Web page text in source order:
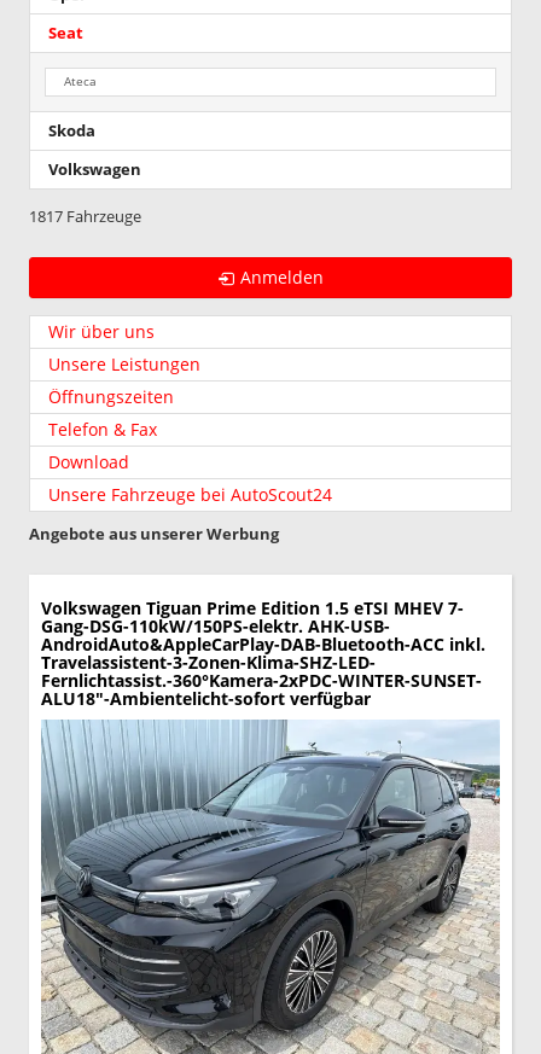
Seat
Ateca
Skoda
Volkswagen
1817 Fahrzeuge
Anmelden
Wir über uns
Unsere Leistungen
Öffnungszeiten
Telefon & Fax
Download
Unsere Fahrzeuge bei AutoScout24
Angebote aus unserer Werbung
Volkswagen Tiguan Prime Edition 1.5 eTSI MHEV 7-
Gang-DSG-110kW/150PS-elektr. AHK-USB-
AndroidAuto&AppleCarPlay-DAB-Bluetooth-ACC inkl.
Travelassistent-3-Zonen-Klima-SHZ-LED-
Fernlichtassist.-360°Kamera-2xPDC-WINTER-SUNSET-
ALU18"-Ambientelicht-sofort verfügbar